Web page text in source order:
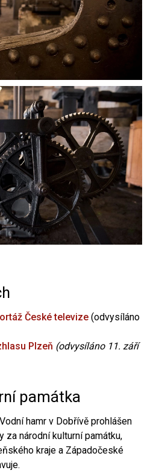
České televize (odvysíláno
Plzeň (odvysíláno 11. září
památka
hamr v Dobřívě prohlášen
za národní kulturní památku,
kraje a Západočeské